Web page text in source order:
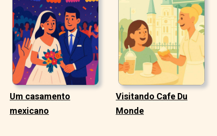
Um casamento
mexicano
Visitando Cafe Du
Monde